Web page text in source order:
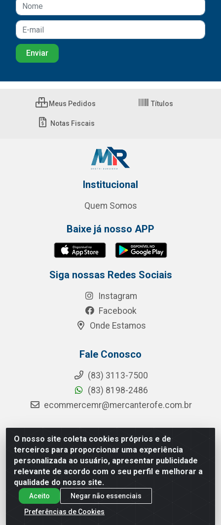
O nosso site coleta cookies próprios e de
terceiros para proporcionar uma experiência
personalizada ao usuário, apresentar publicidade
relevante de acordo com o seu perfil e melhorar a
qualidade do nosso site.
Aceito
Negar não essenciais
Preferências de Cookies
Meus Pedidos Títulos
Notas Fiscais
Institucional
Quem Somos
Baixe já nosso APP
Siga nossas Redes Sociais
Instagram
Facebook
Onde Estamos
Fale Conosco
(83) 3113-7500
(83) 8198-2486
ecommercemr@mercanterofe.com.br
MR Distribuidora - Rua Hortêncio Ribeiro de Luna, 3777 -
Distrito Industrial, João Pessoa/PB - CEP 58081-400 -
CNPJ 35.428.312/0001-85